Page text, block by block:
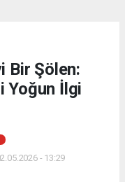
Bir Şölen:
Yoğun İlgi
- 13:29